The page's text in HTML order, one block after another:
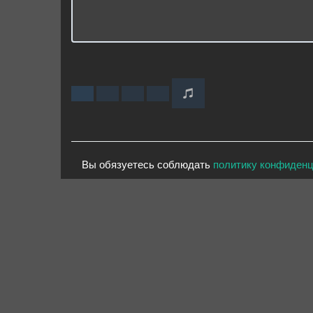
Вы обязуетесь соблюдать политику